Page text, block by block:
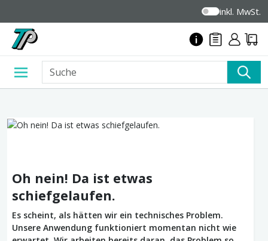
inkl. MwSt.
Oh nein! Da ist etwas
schiefgelaufen.
Es scheint, als hätten wir ein technisches Problem.
Unsere Anwendung funktioniert momentan nicht wie